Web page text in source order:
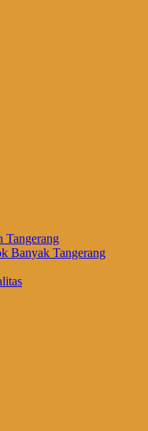
Tangerang
Banyak Tangerang